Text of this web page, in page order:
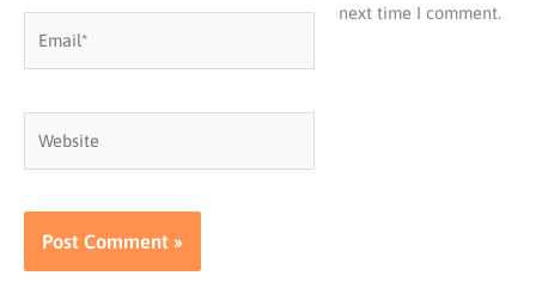
next time I comment.